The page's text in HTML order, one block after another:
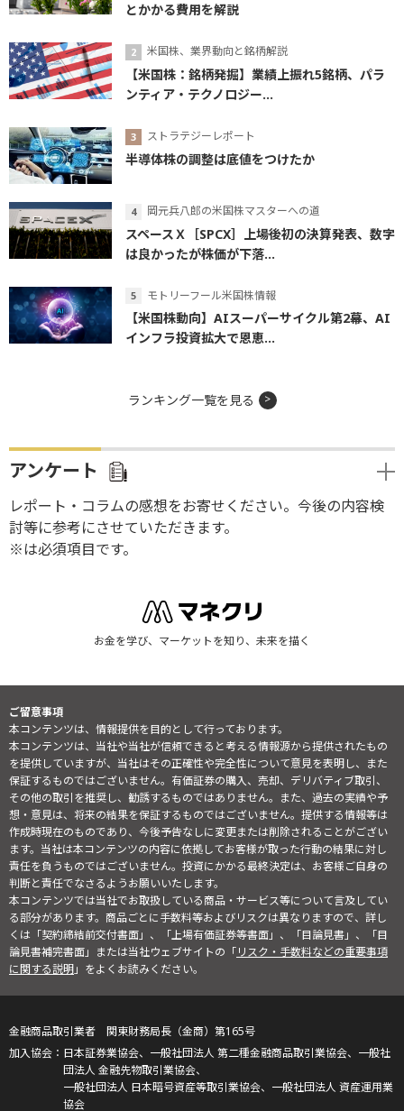
とかかる費用を解説
米国株、業界動向と銘柄解説
【米国株：銘柄発掘】業績上振れ5銘柄、パラ
ンティア・テクノロジー...
ストラテジーレポート
半導体株の調整は底値をつけたか
岡元兵八郎の米国株マスターへの道
スペースＸ［SPCX］上場後初の決算発表、数字
は良かったが株価が下落...
モトリーフール米国株情報
【米国株動向】AIスーパーサイクル第2幕、AI
インフラ投資拡大で恩恵...
ランキング一覧を見る
アンケート
レポート・コラムの感想をお寄せください。今後の内容検
討等に参考にさせていただきます。
※は必須項目です。
お金を学び、マーケットを知り、未来を描く
ご留意事項
本コンテンツは、情報提供を目的として行っております。
本コンテンツは、当社や当社が信頼できると考える情報源から提供されたもの
を提供していますが、当社はその正確性や完全性について意見を表明し、また
保証するものではございません。有価証券の購入、売却、デリバティブ取引、
その他の取引を推奨し、勧誘するものではありません。また、過去の実績や予
想・意見は、将来の結果を保証するものではございません。提供する情報等は
作成時現在のものであり、今後予告なしに変更または削除されることがござい
ます。当社は本コンテンツの内容に依拠してお客様が取った行動の結果に対し
責任を負うものではございません。投資にかかる最終決定は、お客様ご自身の
判断と責任でなさるようお願いいたします。
本コンテンツでは当社でお取扱している商品・サービス等について言及してい
る部分があります。商品ごとに手数料等およびリスクは異なりますので、詳し
くは「契約締結前交付書面」、「上場有価証券等書面」、「目論見書」、「目
論見書補完書面」または当社ウェブサイトの「リスク・手数料などの重要事項
に関する説明」をよくお読みください。
金融商品取引業者 関東財務局長（金商）第165号
日本証券業協会、一般社団法人 第二種金融商品取引業協会、一般社
団法人 金融先物取引業協会、
一般社団法人 日本暗号資産等取引業協会、一般社団法人 資産運用業
協会